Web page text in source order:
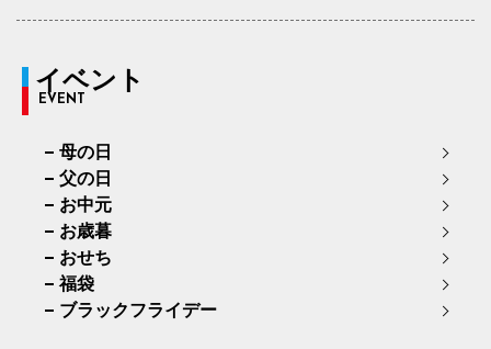
イベント
EVENT
母の日
父の日
お中元
お歳暮
おせち
福袋
ブラックフライデー